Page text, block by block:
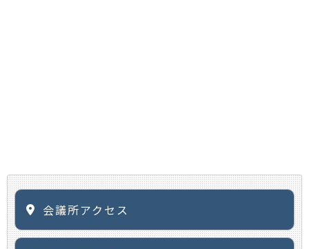
会議所アクセス